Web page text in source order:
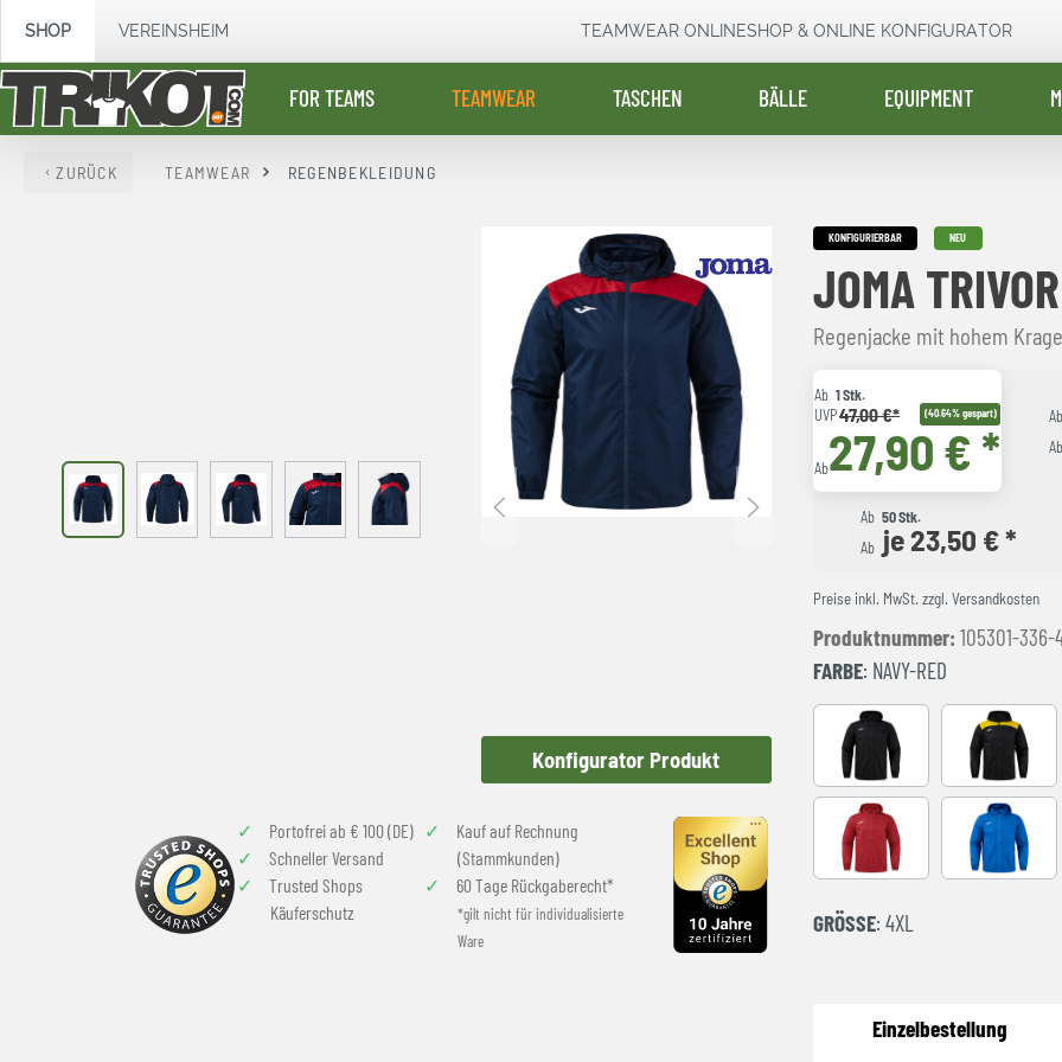
Zur Hauptnavigation springen
SHOP VEREINSHEIM TEAMWEAR ONLINESHOP & ONLINE KONFIGURATOR
FOR TEAMS TEAMWEAR TASCHEN BÄLLE EQUIPMENT
ZURÜCK TEAMWEAR REGENBEKLEIDUNG
Konfigurator Produkt
Portofrei ab € 100 (DE)
Schneller Versand
Trusted Shops
Käuferschutz
Kauf auf Rechnung
(Stammkunden)
60 Tage Rückgaberecht*
*gilt nicht für individualisierte
Ware
KONFIGURIERBAR NEU
JOMA
Regenjacke mit hohem
Ab 1 Stk.
UVP47,00 €* (40.64% gespart)
Ab27,90 € *
Ab
Ab
Ab 50 Stk.
Ab je 23,50 € *
Preise inkl. MwSt. zzgl. Versandkosten
Produktnummer: 105301-336-
FARBE: NAVY-RED
BLACK BLACK-
RED royal
GRÖSSE : 4XL
Einzelbestellung